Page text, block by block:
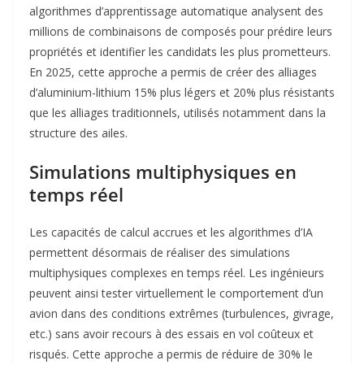
algorithmes d’apprentissage automatique analysent des
millions de combinaisons de composés pour prédire leurs
propriétés et identifier les candidats les plus prometteurs.
En 2025, cette approche a permis de créer des alliages
d’aluminium-lithium 15% plus légers et 20% plus résistants
que les alliages traditionnels, utilisés notamment dans la
structure des ailes.
Simulations multiphysiques en
temps réel
Les capacités de calcul accrues et les algorithmes d’IA
permettent désormais de réaliser des simulations
multiphysiques complexes en temps réel. Les ingénieurs
peuvent ainsi tester virtuellement le comportement d’un
avion dans des conditions extrêmes (turbulences, givrage,
etc.) sans avoir recours à des essais en vol coûteux et
risqués. Cette approche a permis de réduire de 30% le